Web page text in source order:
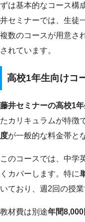
ずは基本的なコース構
井セミナーでは、生徒
複数のコースが用意さ
されています。
高校1年生向けコ
藤井セミナーの高校1
たカリキュラムが特徴
度が一般的な料金帯と
このコースでは、中学
くカバーします。特に
いており、週2回の授
教材費は別途年間